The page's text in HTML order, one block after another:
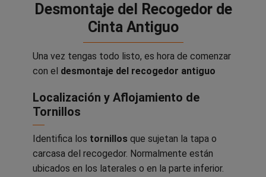
Desmontaje del Recogedor de
Cinta Antiguo
Una vez tengas todo listo, es hora de comenzar
con el desmontaje del recogedor antiguo
Localización y Aflojamiento de
Tornillos
Identifica los tornillos que sujetan la tapa o
carcasa del recogedor. Normalmente están
ubicados en los laterales o en la parte inferior.